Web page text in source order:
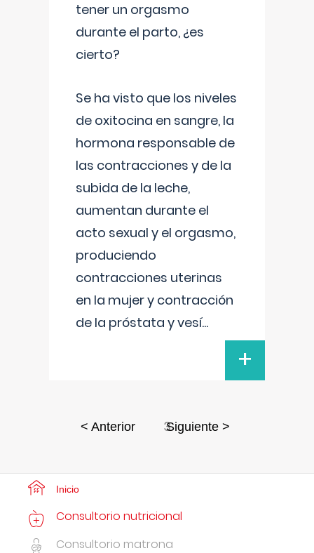
tener un orgasmo
durante el parto, ¿es
cierto?
Se ha visto que los niveles
de oxitocina en sangre, la
hormona responsable de
las contracciones y de la
subida de la leche,
aumentan durante el
acto sexual y el orgasmo,
produciendo
contracciones uterinas
en la mujer y contracción
de la próstata y vesí...
+
< Anterior 3Siguiente >
Inicio
Consultorio nutricional
Consultorio matrona